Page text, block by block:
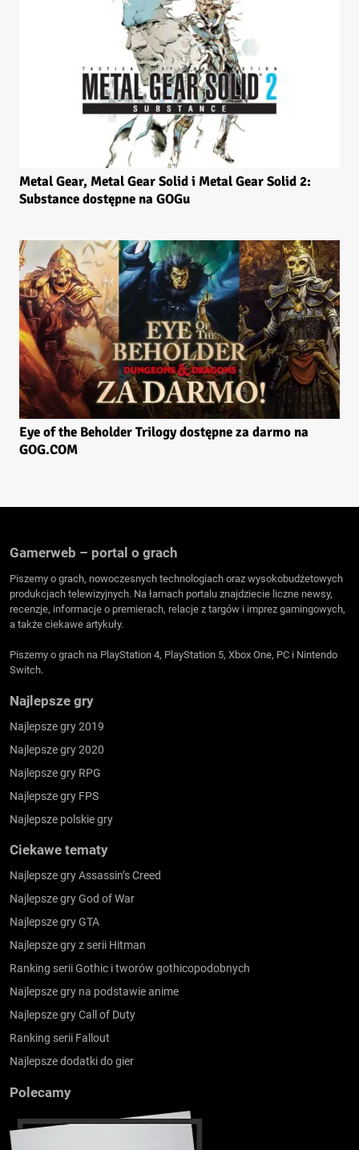
Metal Gear, Metal Gear Solid i Metal Gear Solid 2:
Substance dostępne na GOGu
Eye of the Beholder Trilogy dostępne za darmo na
GOG.COM
Gamerweb – portal o grach
Piszemy o grach, nowoczesnych technologiach oraz wysokobudżetowych
produkcjach telewizyjnych. Na łamach portalu znajdziecie liczne newsy,
recenzje, informacje o premierach, relacje z targów i imprez gamingowych,
a także ciekawe artykuły.
Piszemy o grach na PlayStation 4, PlayStation 5, Xbox One, PC i Nintendo
Switch.
Najlepsze gry
Najlepsze gry 2019
Najlepsze gry 2020
Najlepsze gry RPG
Najlepsze gry FPS
Najlepsze polskie gry
Ciekawe tematy
Najlepsze gry Assassin’s Creed
Najlepsze gry God of War
Najlepsze gry GTA
Najlepsze gry z serii Hitman
Ranking serii Gothic i tworów gothicopodobnych
Najlepsze gry na podstawie anime
Najlepsze gry Call of Duty
Ranking serii Fallout
Najlepsze dodatki do gier
Polecamy